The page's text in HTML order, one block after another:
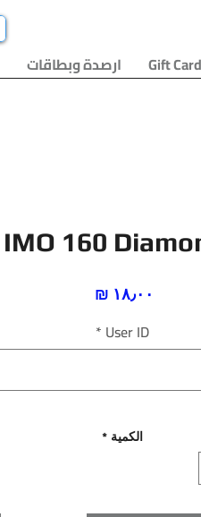
Gift Card ارصدة وبطاقات
IMO 160
User ID
*
الكمية *